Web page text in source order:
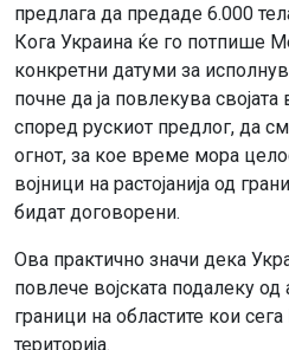
предлага да предаде 6.000
Кога Украина ќе го потпише
конкретни датуми за
почне да ја повлекува
според рускиот предлог, да
огнот, за кое време мора
војници на растојанија од
бидат договорени.
Ова практично значи дека
повлече војската подалеку
граници на областите кои сега
територија.